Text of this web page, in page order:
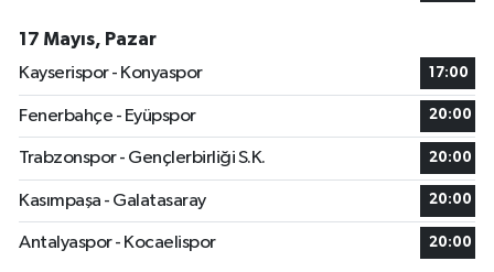
17 Mayıs, Pazar
Kayserispor - Konyaspor
17:00
Fenerbahçe - Eyüpspor 20:00
Trabzonspor - Gençlerbirliği S.K. 20:00
Kasımpaşa - Galatasaray 20:00
Antalyaspor - Kocaelispor 20:00